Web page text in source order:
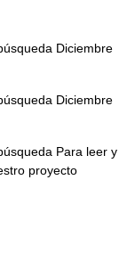
Diciembre
Diciembre
Para leer y
proyecto